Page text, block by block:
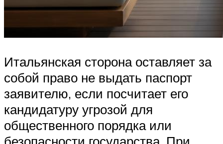
Итальянская сторона оставляет за
собой право не выдать паспорт
заявителю, если посчитает его
кандидатуру угрозой для
общественного порядка или